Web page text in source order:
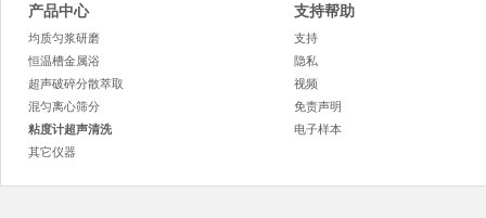
产品中心
均质匀浆研磨
恒温槽金属浴
超声破碎分散萃取
混匀离心筛分
粘度计超声清洗
其它仪器
支持帮助
支持
隐私
视频
免责声明
电子样本